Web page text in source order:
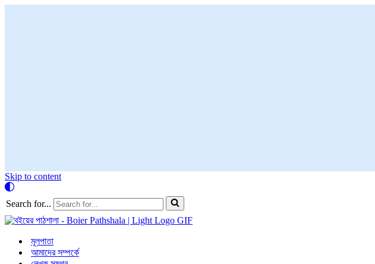
Skip to content
Search for...
মূলপাতা
আমাদের সম্পর্কে